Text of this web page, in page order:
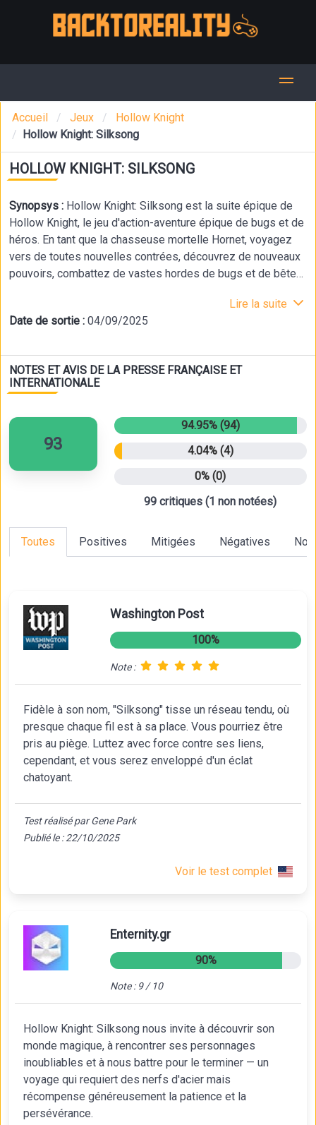
Accueil Jeux
Hollow Knight
Hollow Knight: Silksong
HOLLOW KNIGHT: SILKSONG
Synopsys : Hollow Knight: Silksong est la suite épique de
Hollow Knight, le jeu d'action-aventure épique de bugs et de
héros. En tant que la chasseuse mortelle Hornet, voyagez
vers de toutes nouvelles contrées, découvrez de nouveaux
pouvoirs, combattez de vastes hordes de bugs et de bêtes
Lire la suite
Date de sortie : 04/09/2025
NOTES ET AVIS DE LA PRESSE FRANÇAISE ET
INTERNATIONALE
93
94.95% (94)
4.04% (4)
0% (0)
99 critiques (1 non notées)
Toutes Positives Mitigées Négatives
Washington Post
100%
Note :
Fidèle à son nom, "Silksong" tisse un réseau tendu, où
presque chaque fil est à sa place. Vous pourriez être
pris au piège. Luttez avec force contre ses liens,
cependant, et vous serez enveloppé d'un éclat
chatoyant.
Test réalisé par Gene Park
Publié le : 22/10/2025
Voir le test complet
Enternity.gr
90%
Note : 9 / 10
Hollow Knight: Silksong nous invite à découvrir son
monde magique, à rencontrer ses personnages
inoubliables et à nous battre pour le terminer — un
voyage qui requiert des nerfs d'acier mais
récompense généreusement la patience et la
persévérance.